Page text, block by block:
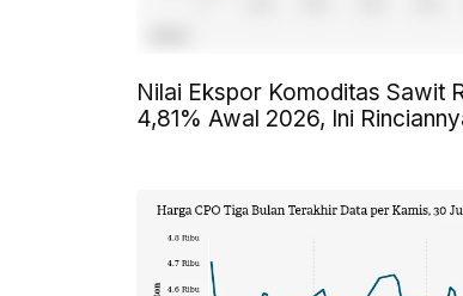
Nilai Ekspor Komoditas Sawit
4,81% Awal 2026, Ini